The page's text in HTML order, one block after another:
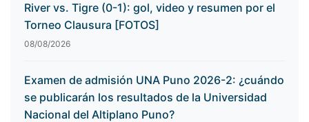
River vs. Tigre (0-1): gol, video y resumen por el
Torneo Clausura [FOTOS]
08/08/2026
Examen de admisión UNA Puno 2026-2: ¿cuándo
se publicarán los resultados de la Universidad
Nacional del Altiplano Puno?